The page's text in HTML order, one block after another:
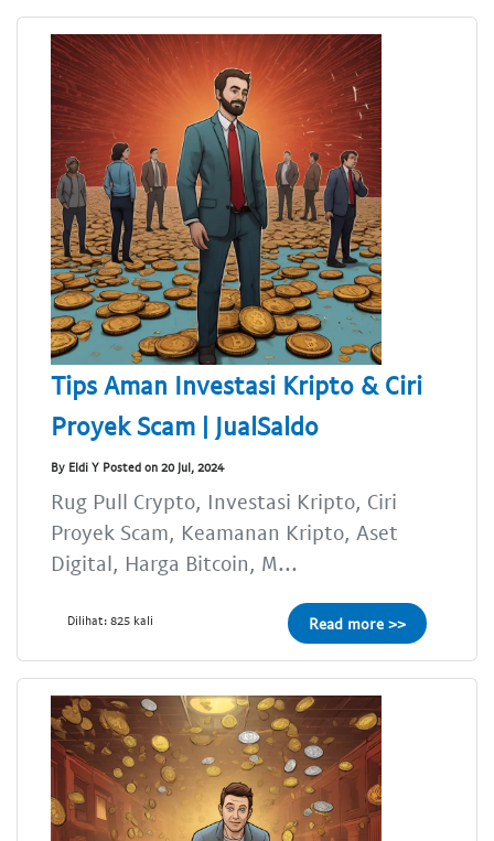
Tips Aman Investasi Kripto & Ciri
Proyek Scam | JualSaldo
By Eldi Y Posted on 20 Jul, 2024
Rug Pull Crypto, Investasi Kripto, Ciri
Proyek Scam, Keamanan Kripto, Aset
Digital, Harga Bitcoin, M...
Dilihat: 825 kali Read more >>